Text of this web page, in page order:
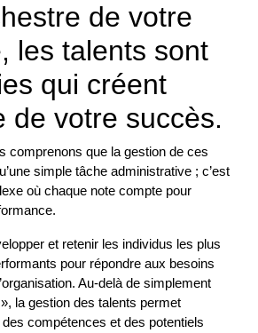
de votre
les talents sont
qui créent
de votre succès.
comprenons que la gestion de ces
simple tâche administrative ; c’est
où chaque note compte pour
et retenir les individus les plus
pour répondre aux besoins
Au-delà de simplement
la gestion des talents permet
des compétences et des potentiels